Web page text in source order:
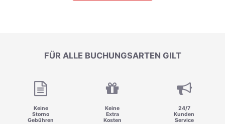
FÜR ALLE BUCHUNGSARTEN GILT
Keine
Storno
Gebühren
Keine
Extra
Kosten
24/7
Kunden
Service